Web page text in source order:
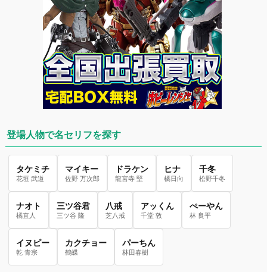
登場人物で名セリフを探す
タケミチ
花垣 武道
マイキー
佐野 万次郎
ドラケン
龍宮寺 堅
ヒナ
橘日向
千冬
松野千冬
ナオト
橘直人
三ツ谷君
三ツ谷 隆
八戒
芝八戒
アッくん
千堂 敦
ぺーやん
林 良平
イヌピー
乾 青宗
カクチョー
鶴蝶
パーちん
林田春樹